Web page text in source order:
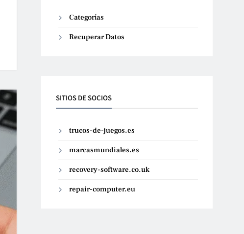
Categorías
Recuperar Datos
SITIOS DE SOCIOS
trucos-de-juegos.es
marcasmundiales.es
recovery-software.co.uk
repair-computer.eu